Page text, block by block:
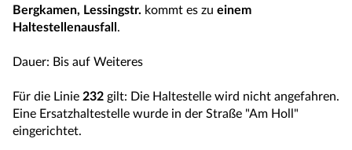
Bergkamen, Lessingstr. kommt es zu einem
Haltestellenausfall .
Dauer: Bis auf Weiteres
Für die Linie 232 gilt: Die Haltestelle wird nicht angefahren.
Eine Ersatzhaltestelle wurde in der Straße "Am Holl"
eingerichtet.